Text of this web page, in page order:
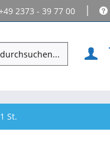
2373 - 39 77 00 |
St.